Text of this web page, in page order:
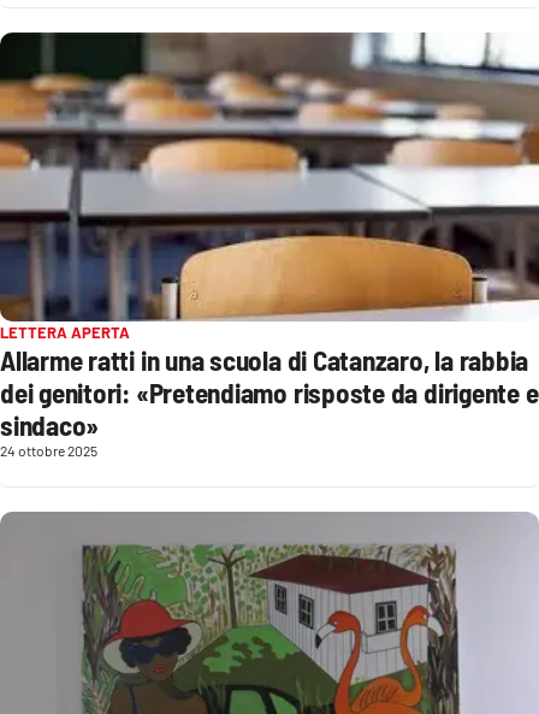
EDIZIONI
LOCALI
Catanzaro
Crotone
Vibo Valentia
Reggio Calabria
Cosenza
Lamezia Terme
SPECIALI
Buona Sanità Calabria
CALABRIAVISIONE
LETTERA APERTA
Allarme ratti in una scuola di Catanzaro, la rabbia
dei genitori: «Pretendiamo risposte da dirigente e
sindaco»
24 ottobre 2025